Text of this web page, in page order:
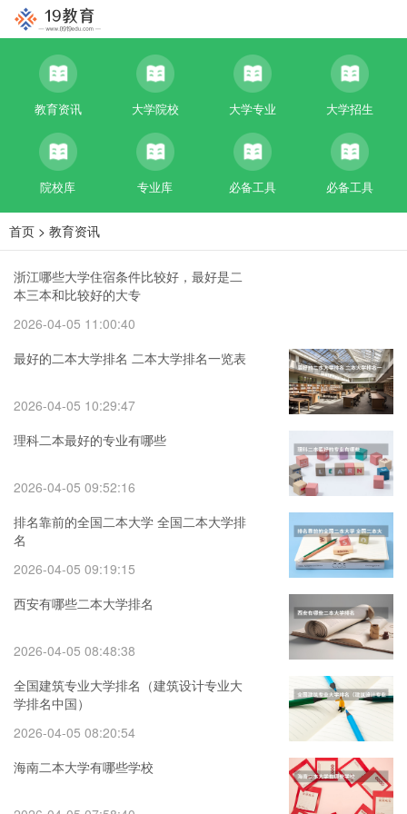
教育资讯 大学院校 大学专业 大学招生
院校库 专业库 必备工具 必备工具
首页 > 教育资讯
浙江哪些大学住宿条件比较好，最好是二
本三本和比较好的大专
2026-04-05 11:00:40
最好的二本大学排名 二本大学排名一览表
2026-04-05 10:29:47
理科二本最好的专业有哪些
2026-04-05 09:52:16
排名靠前的全国二本大学 全国二本大学排
名
2026-04-05 09:19:15
西安有哪些二本大学排名
2026-04-05 08:48:38
全国建筑专业大学排名（建筑设计专业大
学排名中国）
2026-04-05 08:20:54
海南二本大学有哪些学校